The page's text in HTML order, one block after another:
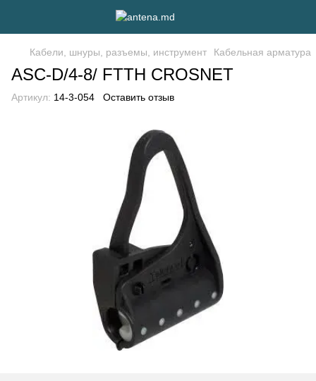
Кабели, шнуры, разъемы, инструмент Кабельная арматура
ASC-D/4-8/ FTTH CROSNET
Артикул: 14-3-054 Оставить отзыв